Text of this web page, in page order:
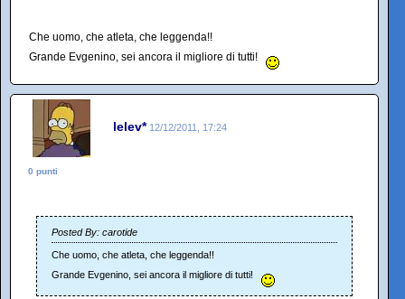
Che uomo, che atleta, che leggenda!!
Grande Evgenino, sei ancora il migliore di tutti!
lelev* 12/12/2011, 17:24
0 punti
Posted By: carotide
Che uomo, che atleta, che leggenda!!
Grande Evgenino, sei ancora il migliore di tutti!